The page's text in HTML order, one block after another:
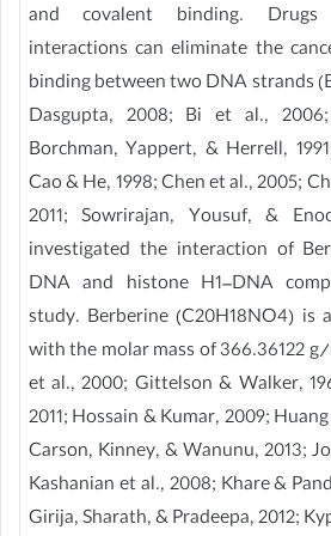
and covalent binding.
interactions can eliminate the
binding between two DNA strands
Dasgupta, 2008; Bi et al.,
Borchman, Yappert, & Herrell,
Cao & He, 1998; Chen et al., 2005;
2011; Sowrirajan, Yousuf, &
investigated the interaction of
DNA and histone H1–DNA
study. Berberine (C20H18NO4) is
with the molar mass of 366.36122
et al., 2000; Gittelson & Walker,
2011; Hossain & Kumar, 2009;
Carson, Kinney, & Wanunu, 2013;
Kashanian et al., 2008; Khare &
Girija, Sharath, & Pradeepa, 2012;